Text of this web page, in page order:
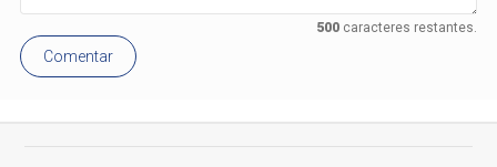
500caracteres restantes.
Comentar